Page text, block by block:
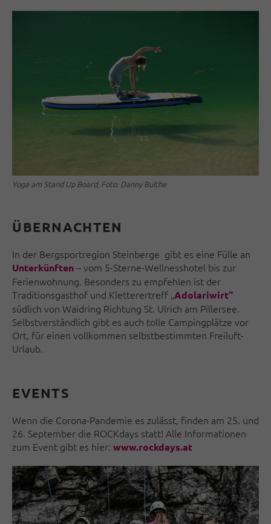
Yoga am Stand Up Board, Foto: Danny Bulthe
ÜBERNACHTEN
In der Bergsportregion Steinberge gibt es eine Fülle an
Unterkünften– vom 5-Sterne-Wellnesshotel bis zur
Ferienwohnung. Besonders zu empfehlen ist der
Traditionsgasthof und Kletterertreff „Adolariwirt“
südlich von Waidring Richtung St. Ulrich am Pillersee.
Selbstverständlich gibt es auch tolle Campingplätze vor
Ort, für einen vollkommen selbstbestimmten Freiluft-
Urlaub.
EVENTS
Wenn die Corona-Pandemie es zulässt, finden am 25. und
26. September die ROCKdays statt! Alle Informationen
zum Event gibt es hier: www.rockdays.at